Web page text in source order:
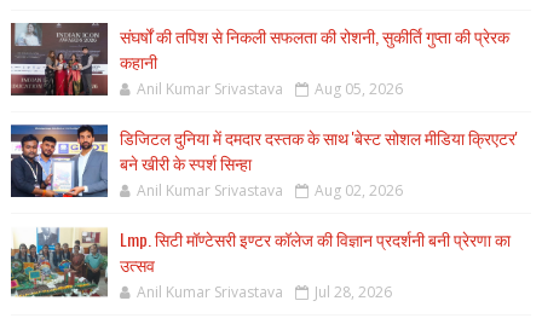
संघर्षों की तपिश से निकली सफलता की रोशनी, सुकीर्ति गुप्ता की प्रेरक
कहानी
Anil Kumar Srivastava Aug 05, 2026
डिजिटल दुनिया में दमदार दस्तक के साथ 'बेस्ट सोशल मीडिया क्रिएटर'
बने खीरी के स्पर्श सिन्हा
Anil Kumar Srivastava Aug 02, 2026
Lmp. सिटी मॉण्टेसरी इण्टर कॉलेज की विज्ञान प्रदर्शनी बनी प्रेरणा का
उत्सव
Anil Kumar Srivastava Jul 28, 2026